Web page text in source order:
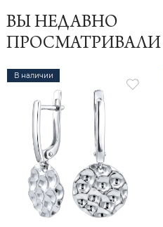
ВЫ НЕДАВНО
ПРОСМАТРИВАЛИ
В наличии